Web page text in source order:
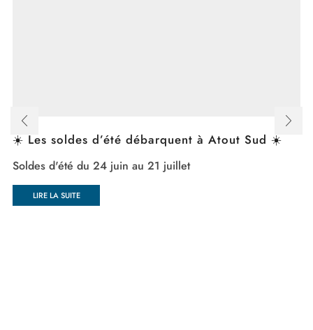
☀️ Les soldes d’été débarquent à Atout Sud ☀️
Soldes d'été du 24 juin au 21 juillet
LIRE LA SUITE